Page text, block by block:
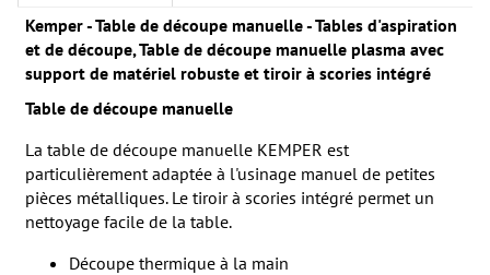
Kemper - Table de découpe manuelle - Tables d'aspiration
et de découpe, Table de découpe manuelle plasma avec
support de matériel robuste et tiroir à scories intégré
Table de découpe manuelle
La table de découpe manuelle KEMPER est
particulièrement adaptée à l'usinage manuel de petites
pièces métalliques. Le tiroir à scories intégré permet un
nettoyage facile de la table.
Découpe thermique à la main